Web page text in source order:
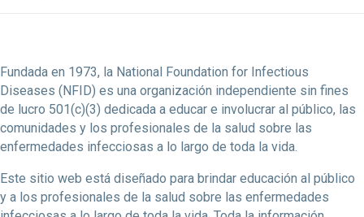
Fundada en 1973, la National Foundation for Infectious
Diseases (NFID) es una organización independiente sin fines
de lucro 501(c)(3) dedicada a educar e involucrar al público, las
comunidades y los profesionales de la salud sobre las
enfermedades infecciosas a lo largo de toda la vida.
Este sitio web está diseñado para brindar educación al público
y a los profesionales de la salud sobre las enfermedades